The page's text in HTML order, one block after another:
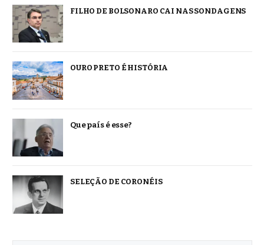
FILHO DE BOLSONARO CAI NAS SONDAGENS
OURO PRETO É HISTÓRIA
Que país é esse?
SELEÇÃO DE CORONÉIS